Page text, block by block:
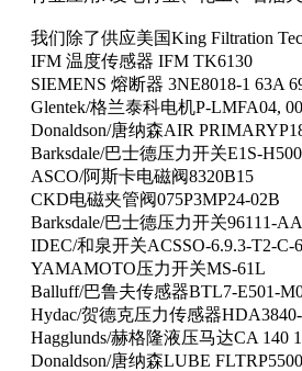
我们除了供应美国King Filtration
IFM 温度传感器 IFM TK6130
SIEMENS 熔断器 3NE8018-1 63A
Glentek/格兰泰科电机P-LMFA04,
Donaldson/唐纳森AIR
Barksdale/巴士德压力开关E1S-
ASCO/阿斯卡电磁阀8320B15
CKD电磁夹管阀075P3MP24-02B
Barksdale/巴士德压力开关96111-
IDEC/和泉开关ACSSO-6.9.3-T2-C-
YAMAMOTO压力开关MS-61L
Balluff/巴鲁夫传感器BTL7-E501-
Hydac/贺德克压力传感器
Hagglunds/赫格隆液压马达CA 140
Donaldson/唐纳森LUBE